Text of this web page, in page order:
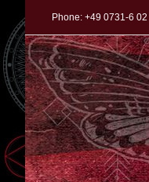
Inhalt
springen
Phone: +49 0731-6